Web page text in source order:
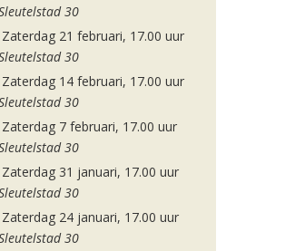
30
Zaterdag 21 februari, 17.00 uur
30
Zaterdag 14 februari, 17.00 uur
30
Zaterdag 7 februari, 17.00 uur
30
Zaterdag 31 januari, 17.00 uur
30
Zaterdag 24 januari, 17.00 uur
30